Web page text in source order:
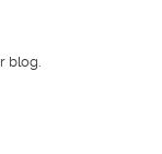
blog.